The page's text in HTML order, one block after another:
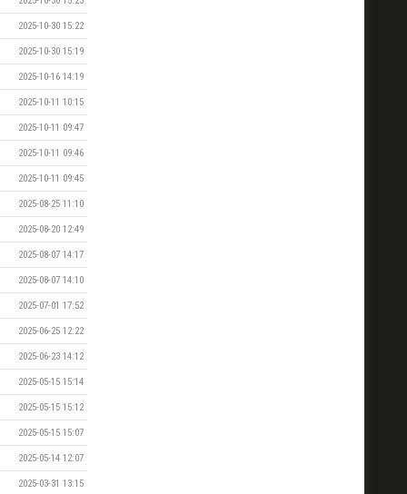
2025-10-30 15:22
2025-10-30 15:19
2025-10-16 14:19
2025-10-11 10:15
2025-10-11 09:47
2025-10-11 09:46
2025-10-11 09:45
2025-08-25 11:10
2025-08-20 12:49
2025-08-07 14:17
2025-08-07 14:10
2025-07-01 17:52
2025-06-25 12:22
2025-06-23 14:12
2025-05-15 15:14
2025-05-15 15:12
2025-05-15 15:07
2025-05-14 12:07
2025-03-31 13:15